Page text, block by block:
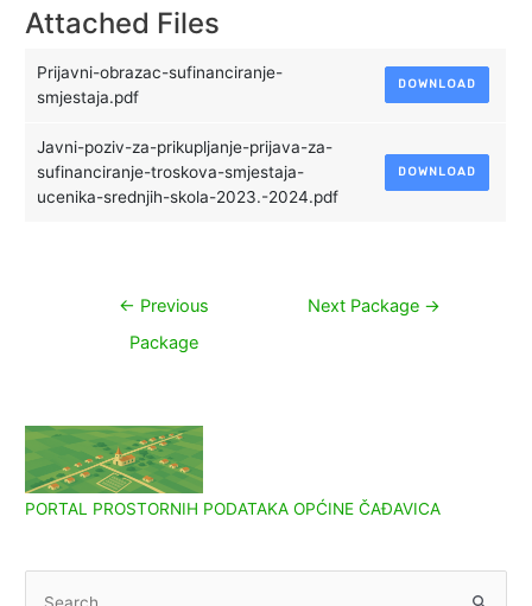
Attached Files
Prijavni-obrazac-sufinanciranje-
smjestaja.pdf
DOWNLOAD
Javni-poziv-za-prikupljanje-prijava-za-
sufinanciranje-troskova-smjestaja-
ucenika-srednjih-skola-2023.-2024.pdf
DOWNLOAD
Navigacija
← Previous
Package
Next Package →
PORTAL PROSTORNIH PODATAKA OPĆINE ČAĐAVICA